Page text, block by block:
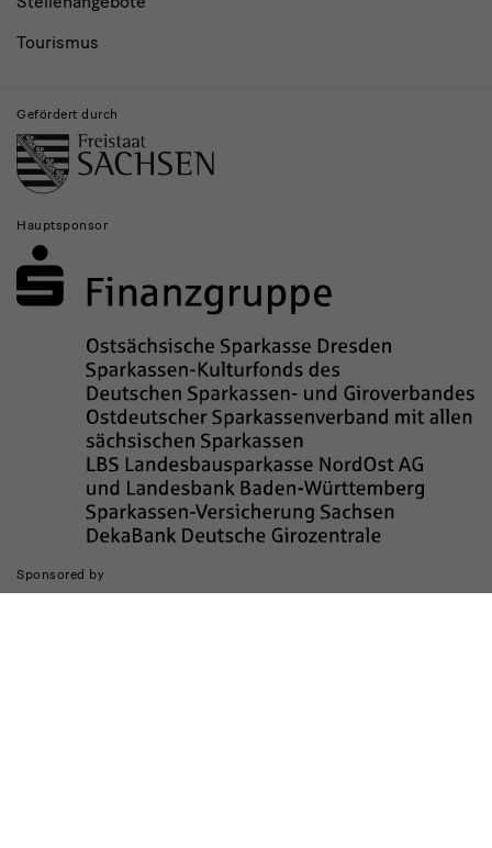
Tourismus
Gefördert durch
Hauptsponsor
Sponsored by